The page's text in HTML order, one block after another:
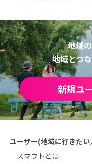
地域
地域とつ
新規ユ
ユーザー(地域に行きたい
スマウトとは